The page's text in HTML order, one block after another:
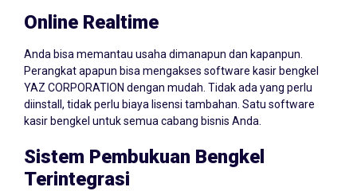
Online Realtime
Anda bisa memantau usaha dimanapun dan kapanpun.
Perangkat apapun bisa mengakses software kasir bengkel
YAZ CORPORATION dengan mudah. Tidak ada yang perlu
diinstall, tidak perlu biaya lisensi tambahan. Satu software
kasir bengkel untuk semua cabang bisnis Anda.
Sistem Pembukuan Bengkel
Terintegrasi